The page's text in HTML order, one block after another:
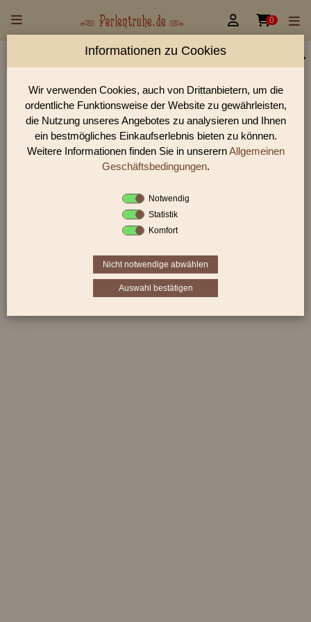
 0
Perlen Shop für Wickelglasperle / Lampenperle
Tschechien 14,0 - > mm
In unserem Perlen Shop finden sie zahlreich Wickelglasperle /
Lampenperle Tschechien 14,0 - > mm und viele weiter
Glasperlen.
Sie befinden sich in folgender Kategorie:
Wickelglasperle / Lampenperle Tschechien
Informationen zu Cookies
Wir verwenden Cookies, auch von Drittanbietern, um die
ordentliche Funktionsweise der Website zu gewährleisten,
die Nutzung unseres Angebotes zu analysieren und Ihnen
ein bestmögliches Einkaufserlebnis bieten zu können.
Weitere Informationen finden Sie in unserernAllgemeinen
Geschäftsbedingungen.
Notwendig
Statistik
Komfort
Nicht notwendige abwählen
Auswahl bestätigen